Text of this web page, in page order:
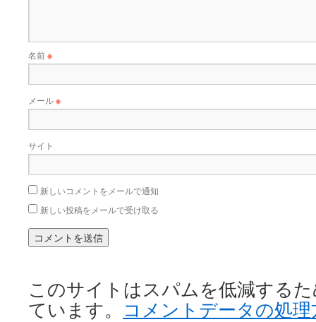
名前※
メール※
サイト
新しいコメントをメールで通知
新しい投稿をメールで受け取る
このサイトはスパムを低減するた
ています。
コメントデータの処